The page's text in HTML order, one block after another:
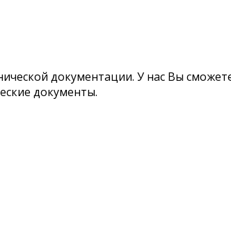
документации. У нас Вы
документы.